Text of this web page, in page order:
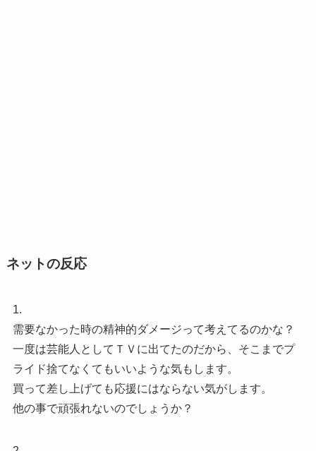
ネットの反応
1.
需要なかった時の精神的ダメージって考えてるのかな？
一度は芸能人としてＴＶに出てたのだから、そこまでプ
ライド捨てなくてもいいような気もします。
買って差し上げても応援にはならない気がします。
他の事で頑張れないのでしょうか？